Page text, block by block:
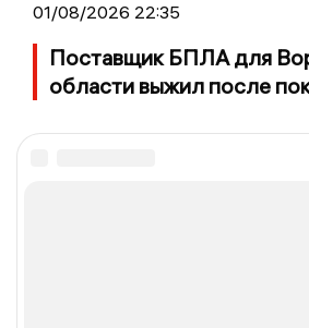
01/08/2026 22:35
Поставщик БПЛА для
области выжил после